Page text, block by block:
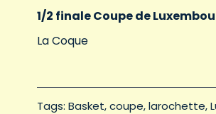
1/2 finale Coupe de
La Coque
Tags: Basket coupe larochette